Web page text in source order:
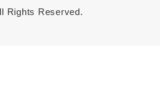
Rights Reserved.